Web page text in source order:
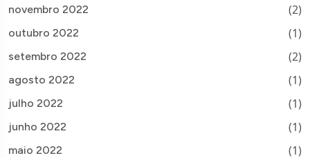
novembro 2022 (2)
outubro 2022 (1)
setembro 2022 (2)
agosto 2022 (1)
julho 2022 (1)
junho 2022 (1)
maio 2022 (1)